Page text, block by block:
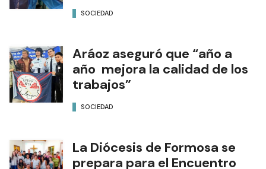
SOCIEDAD
Aráoz aseguró que “año a
año mejora la calidad de los
trabajos”
SOCIEDAD
La Diócesis de Formosa se
prepara para el Encuentro